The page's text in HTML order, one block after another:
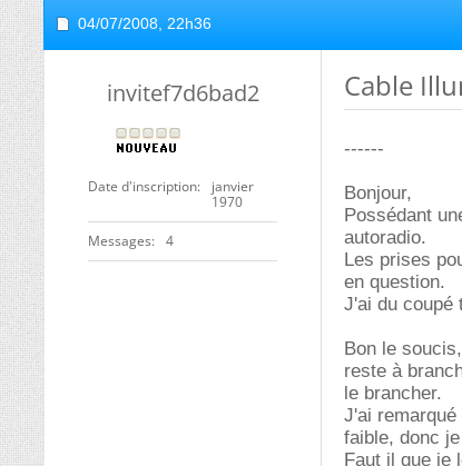
04/07/2008, 22h36
invitef7d6bad2
Date d'inscription
janvier
1970
Messages 4
Cable
------
Bonjour,
Possédant
autoradio.
Les prises
en question.
J'ai du coupé
Bon le
reste à
le brancher.
J'ai
faible, donc
Faut il que je